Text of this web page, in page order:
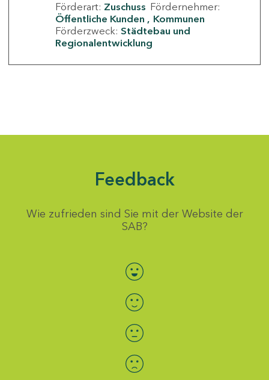
Förderart: Zuschuss Fördernehmer:
Öffentliche Kunden
Kommunen
Förderzweck: Städtebau und
Regionalentwicklung
Feedback
Wie zufrieden sind Sie mit der Website der
SAB?
Bewertung auswählen